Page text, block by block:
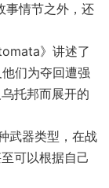
事情节之外，还
》讲述了
们为夺回遭强
托邦而展开的
武器类型，在战
可以根据自己